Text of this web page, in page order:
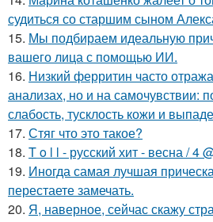
судиться со старшим сыном
15. Мы подбираем идеальную
вашего лица с помощью ИИ.
16. Низкий ферритин часто
анализах, но и на самочувствии:
слабость, тусклость кожи и
17. Стяг что это такое?
18. T o l l - русский хит - весна / 4
19. Иногда самая лучшая
перестаете замечать.
20. Я, наверное, сейчас скажу